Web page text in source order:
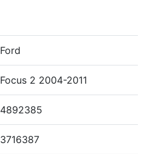
Ford
Focus 2 2004-2011
4892385
3716387